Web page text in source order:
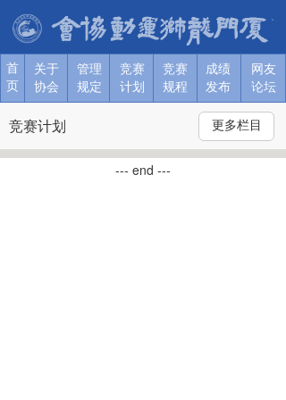
首
页
关于协
会
关于协
会
关于协
会
关于协
会
关于协
会
关于协
会
关于
协会
管理
规定
竞赛
计划
竞赛
规程
成绩
发布
网友
论坛
竞赛计划 更多栏目
T
o
g
--- end ---